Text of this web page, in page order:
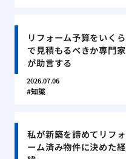
リフォーム予算をいくら
で見積もるべきか専門家
が助言する
2026.07.06
知識
私が新築を諦めてリフォ
ーム済み物件に決めた経